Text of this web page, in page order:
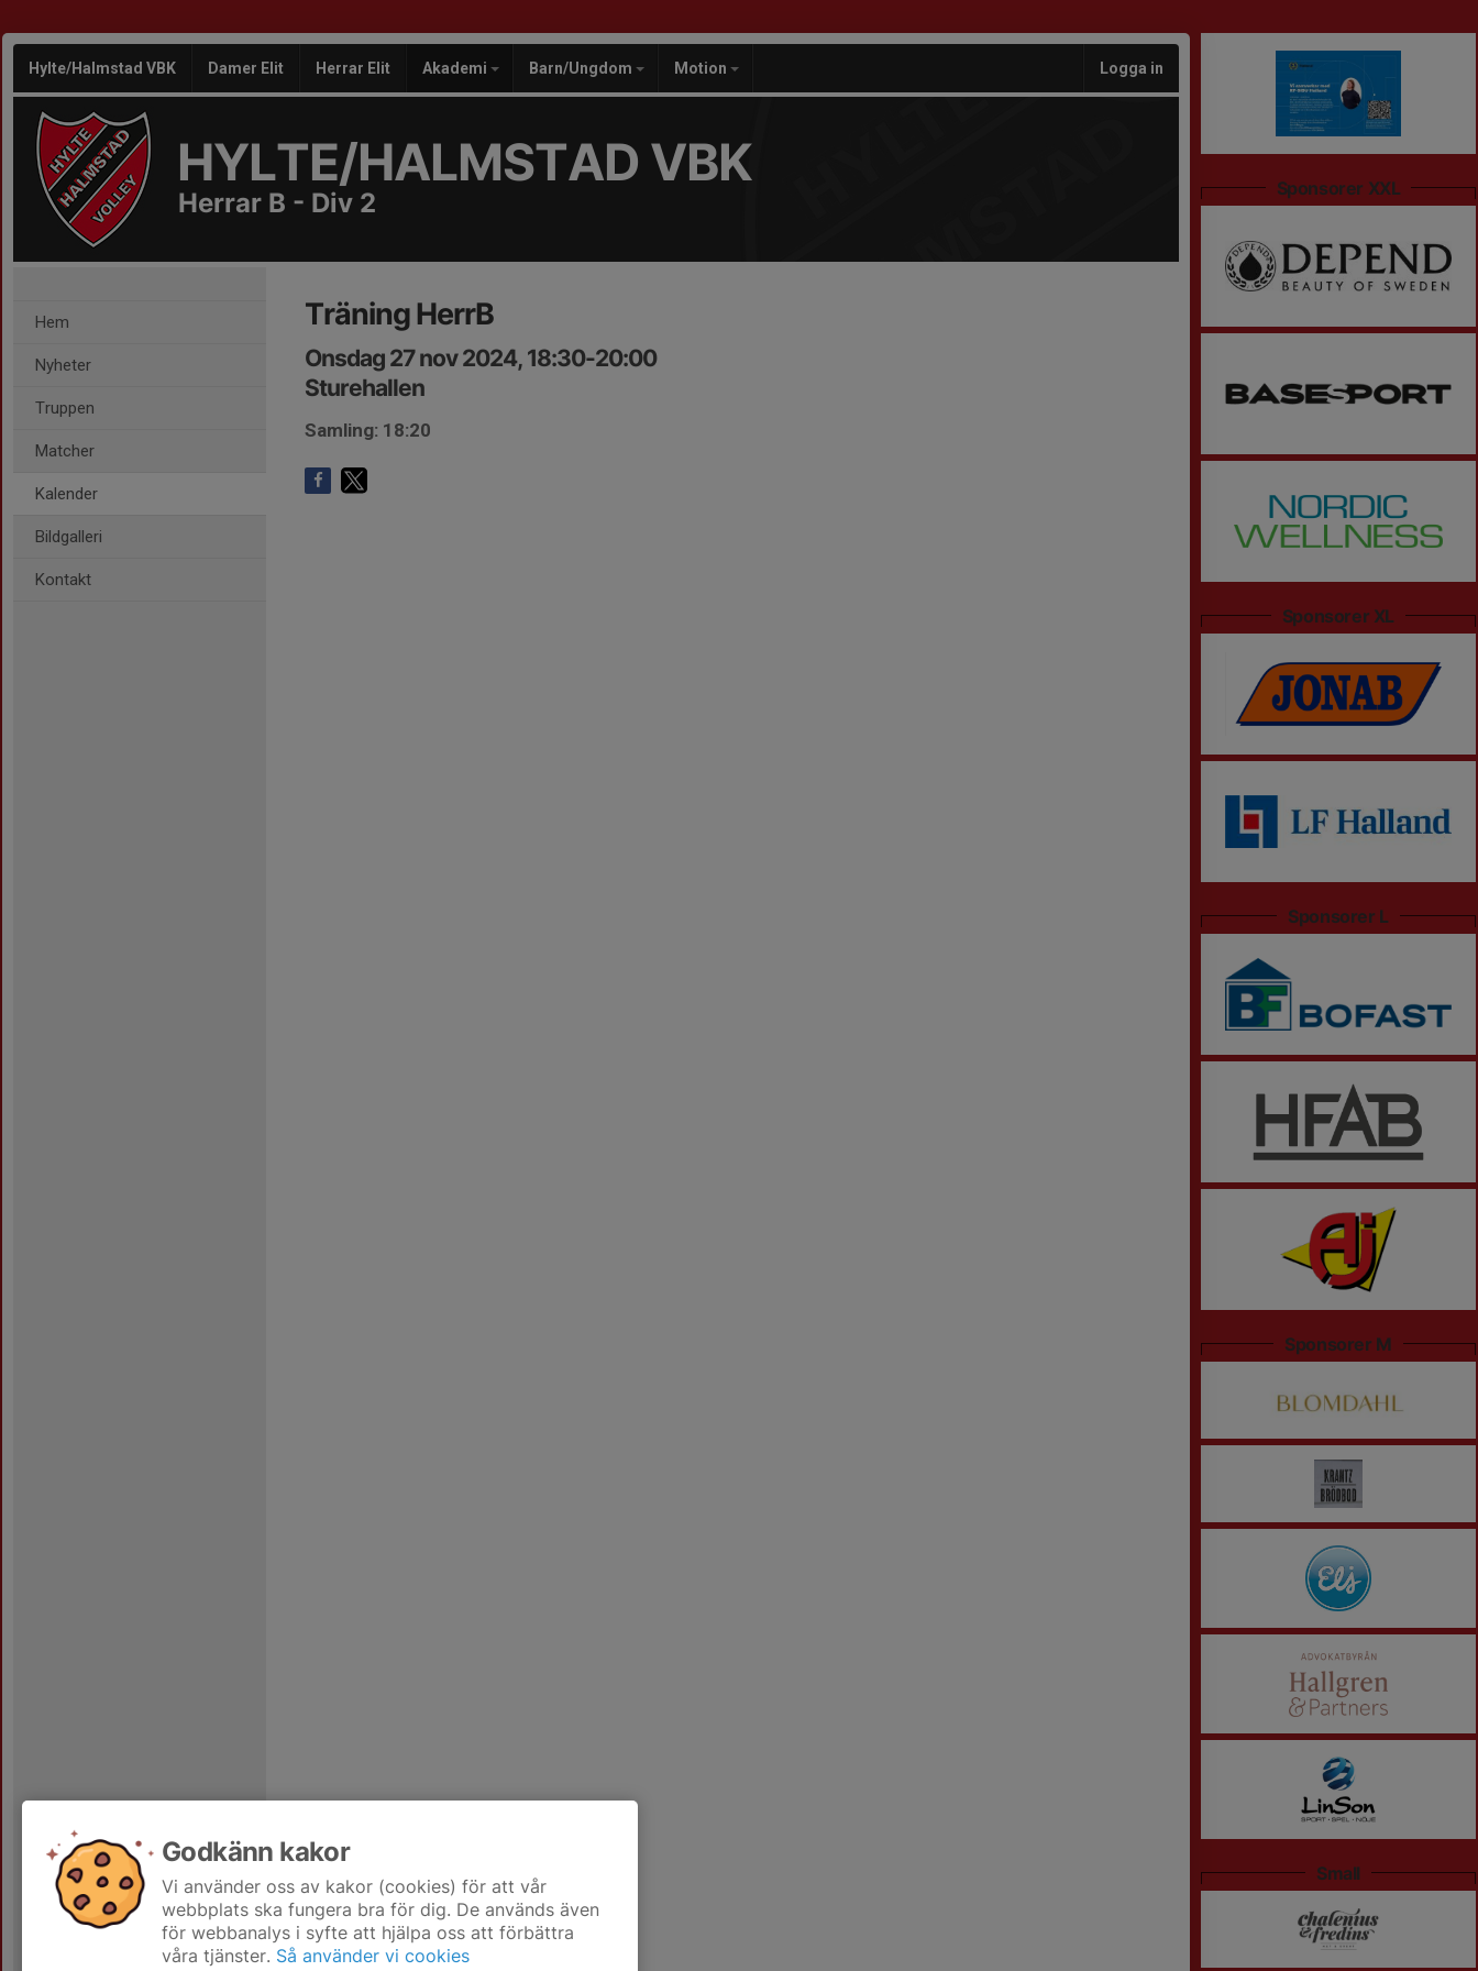
Hylte/Halmstad VBK Damer Elit Herrar Elit Akademi Barn/Ungdom Motion Logga in
HYLTE/HALMSTAD VBK
Herrar B - Div 2
Hem
Nyheter
Truppen
Matcher
Kalender
Bildgalleri
Kontakt
Träning HerrB
Onsdag 27 nov 2024, 18:30-20:00
Sturehallen
Samling: 18:20
Sponsorer XXL
Sponsorer XL
Sponsorer L
Sponsorer M
Small
Godkänn kakor
Vi använder oss av kakor (cookies) för att vår
webbplats ska fungera bra för dig. De används även
för webbanalys i syfte att hjälpa oss att förbättra
våra tjänster. Så använder vi cookies